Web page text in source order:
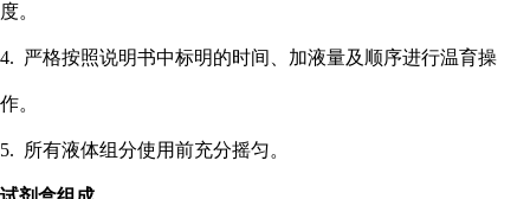
度。
4. 严格按照说明书中标明的时间、加液量及顺序进行温育操
作。
5. 所有液体组分使用前充分摇匀。